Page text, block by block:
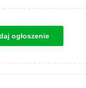
ogłoszenie